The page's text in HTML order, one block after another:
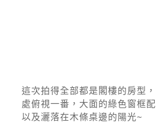
這次拍得全部都是閣樓的房型
處俯視一番，大面的綠色窗框
以及灑落在木條桌邊的陽光~